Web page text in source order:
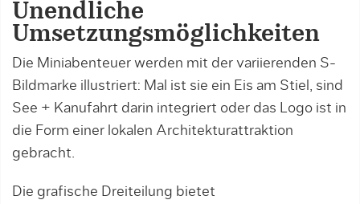
Unendliche
Umsetzungsmöglichkeiten
Die Miniabenteuer werden mit der variierenden S-
Bildmarke illustriert: Mal ist sie ein Eis am Stiel, sind
See + Kanufahrt darin integriert oder das Logo ist in
die Form einer lokalen Architekturattraktion
gebracht.
Die grafische Dreiteilung bietet